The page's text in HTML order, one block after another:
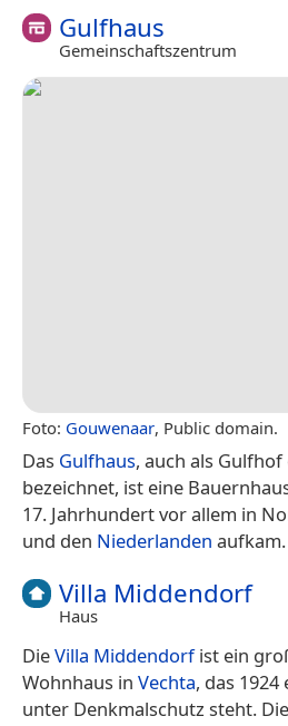
Gulfhaus
Gemeinschaftszentrum
Foto: Gouwenaar, Public domain.
Das Gulfhaus, auch als
bezeichnet, ist eine
17. Jahrhundert vor allem in
und den Niederlanden aufkam.
Villa Middendorf
Haus
DieVilla Middendorfist ein
Wohnhaus in Vechta, das
unter Denkmalschutz steht.